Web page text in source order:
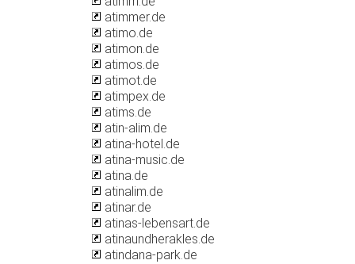
atimmer.de
atimo.de
atimon.de
atimos.de
atimot.de
atimpex.de
atims.de
atin-alim.de
atina-hotel.de
atina-music.de
atina.de
atinalim.de
atinar.de
atinas-lebensart.de
atinaundherakles.de
atindana-park.de